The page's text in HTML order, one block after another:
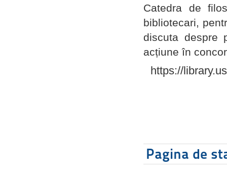
Catedra de
bibliotecari,
discuta despre
acțiune în
https://
Pagina de